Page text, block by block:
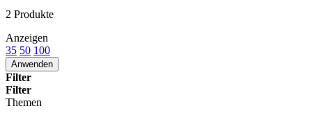
2 Produkte
Anzeigen
35 50 100
Anwenden
Filter
Filter
Themen